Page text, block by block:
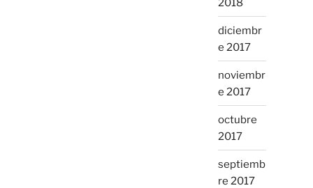
diciembr
e 2017
noviembr
e 2017
octubre
2017
septiemb
re 2017